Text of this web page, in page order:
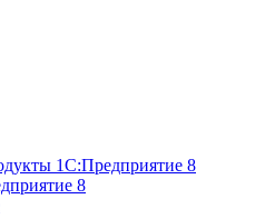
1С:Предприятие 8
8